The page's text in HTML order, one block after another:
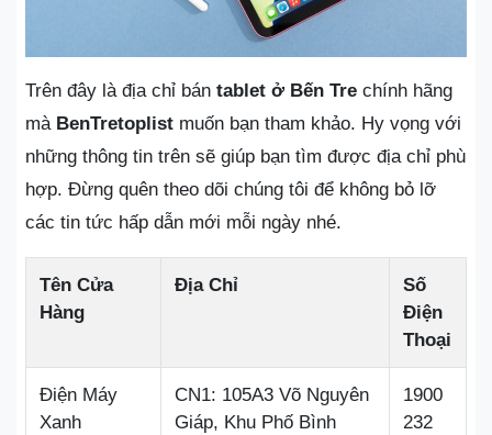
Trên đây là địa chỉ bán tablet ở Bến Tre chính hãng
màBenTretoplist muốn bạn tham khảo. Hy vọng với
những thông tin trên sẽ giúp bạn tìm được địa chỉ phù
hợp. Đừng quên theo dõi chúng tôi để không bỏ lỡ
các tin tức hấp dẫn mới mỗi ngày nhé.
Tên Cửa
Hàng
Địa Chỉ
Số
Điện
Thoại
Điện Máy
Xanh
CN1: 105A3 Võ Nguyên
Giáp, Khu Phố Bình
1900
232